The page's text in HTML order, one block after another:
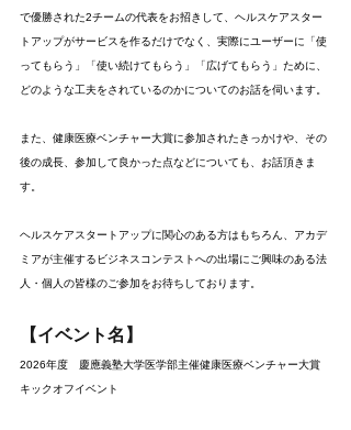
で優勝された2チームの代表をお招きして、ヘルスケアスター
トアップがサービスを作るだけでなく、実際にユーザーに「使
ってもらう」「使い続けてもらう」「広げてもらう」ために、
どのような工夫をされているのかについてのお話を伺います。
また、健康医療ベンチャー大賞に参加されたきっかけや、その
後の成長、参加して良かった点などについても、お話頂きま
す。
ヘルスケアスタートアップに関心のある方はもちろん、アカデ
ミアが主催するビジネスコンテストへの出場にご興味のある法
人・個人の皆様のご参加をお待ちしております。
【イベント名】
2026年度　慶應義塾大学医学部主催健康医療ベンチャー大賞
キックオフイベント